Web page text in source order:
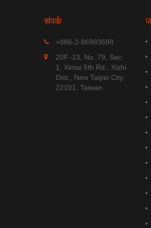
संपर्क
+886-2-86983698
20F.-13, No. 79, Sec.
1, Xintai 5th Rd., Xizhi
Dist., New Taipei City,
22101, Taiwan
MGS-
MGS-
मल्टी-
मॉड्यूल